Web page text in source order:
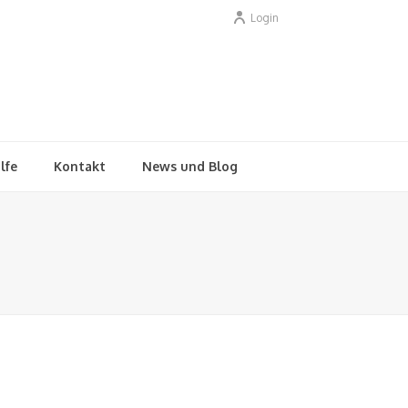
Login
Kontakt News und Blog